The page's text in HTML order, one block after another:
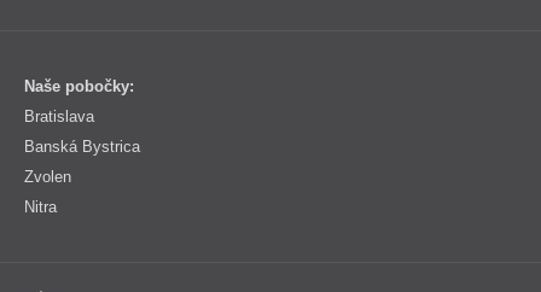
Naše pobočky:
Bratislava
Banská Bystrica
Zvolen
Nitra